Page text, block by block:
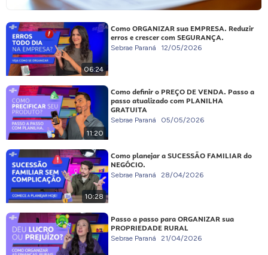
06:24
Como ORGANIZAR sua EMPRESA. Reduzir
erros e crescer com SEGURANÇA.
Sebrae Paraná 12/05/2026
11:20
Como definir o PREÇO DE VENDA. Passo a
passo atualizado com PLANILHA
GRATUITA
Sebrae Paraná 05/05/2026
10:28
Como planejar a SUCESSÃO FAMILIAR do
NEGÓCIO.
Sebrae Paraná 28/04/2026
Passo a passo para ORGANIZAR sua
PROPRIEDADE RURAL
Sebrae Paraná 21/04/2026